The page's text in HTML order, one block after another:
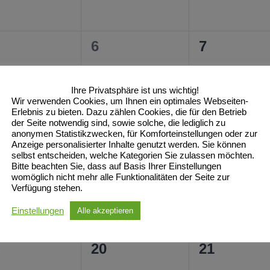
0
Veranstaltungen,
6
0
7
0
Veranstaltungen,
13
014
0
20
0
21
Ihre Privatsphäre ist uns wichtig!
Wir verwenden Cookies, um Ihnen ein optimales Webseiten-
Erlebnis zu bieten. Dazu zählen Cookies, die für den Betrieb
der Seite notwendig sind, sowie solche, die lediglich zu
anonymen Statistikzwecken, für Komforteinstellungen oder zur
Anzeige personalisierter Inhalte genutzt werden. Sie können
selbst entscheiden, welche Kategorien Sie zulassen möchten.
Bitte beachten Sie, dass auf Basis Ihrer Einstellungen
womöglich nicht mehr alle Funktionalitäten der Seite zur
Verfügung stehen.
Einstellungen Alle akzeptieren